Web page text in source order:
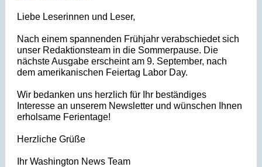
Liebe Leserinnen und Leser,
Nach einem spannenden Frühjahr verabschiedet sich
unser Redaktionsteam in die Sommerpause. Die
nächste Ausgabe erscheint am 9. September, nach
dem amerikanischen Feiertag Labor Day.
Wir bedanken uns herzlich für Ihr beständiges
Interesse an unserem Newsletter und wünschen Ihnen
erholsame Ferientage!
Herzliche Grüße
Ihr Washington News Team